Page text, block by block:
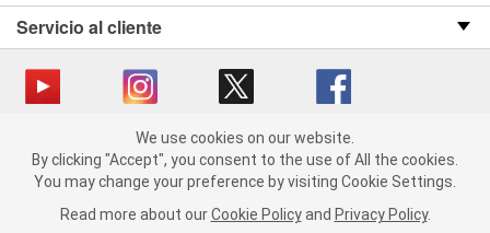
We use cookies on our website. By clicking "Accept", you consent
to the use of All the cookies.
You may change your preference by visiting Cookie Settings.
Read more about our Cookie Policy and Privacy Policy.
Servicio al cliente
Copyright © 2008-2026 O’Reilly Auto Parts v OST_3.2.0.0.729 (3) cv1361
catalog_main
Política de privacidad
Ley de transparencia en las cadenas de suministro
de California
We use cookies on our website.
By clicking "Accept", you consent to the use of All the cookies.
You may change your preference by visiting Cookie Settings.
Read more about our Cookie Policy and Privacy Policy.